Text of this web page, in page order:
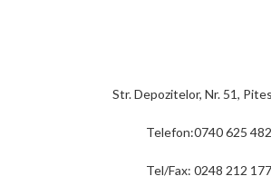
Str. Depozitelor, Nr. 51,
Telefon:0740 625 482
Tel/Fax: 0248 212 177